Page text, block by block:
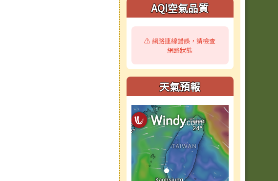
AQI空氣品質
⚠️ 網路連線錯誤，請檢查
網路狀態
天氣預報